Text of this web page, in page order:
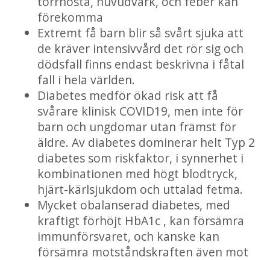
förekomma
Extremt få barn blir så svårt sjuka att
de kräver intensivvård det rör sig och
dödsfall finns endast beskrivna i fåtal
fall i hela världen.
Diabetes medför ökad risk att få
svårare klinisk COVID19, men inte för
barn och ungdomar utan främst för
äldre. Av diabetes dominerar helt Typ 2
diabetes som riskfaktor, i synnerhet i
kombinationen med högt blodtryck,
hjärt-kärlsjukdom och uttalad fetma.
Mycket obalanserad diabetes, med
kraftigt förhöjt HbA1c , kan försämra
immunförsvaret, och kanske kan
försämra motståndskraften även mot